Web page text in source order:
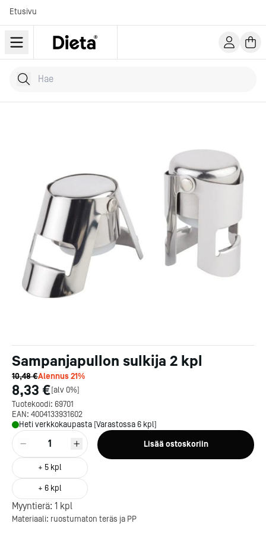
Etusivu
Hae tuotteita
Kirjoita hakusana...
Sampanjapullon sulkija 2 kpl
10,48 €Alennus21%
8,33 €[alv 0%]
Tuotekoodi: 69701
EAN: 4004133931602
Heti verkkokaupasta [Varastossa 6 kpl]
1
+ 5 kpl
+ 6 kpl
Lisää ostoskoriin
Myyntierä: 1 kpl
Materiaali: ruostumaton teräs ja PP
Kotipizza on vuonna 1987
perustettu yritys, jolla on yli
300 ravintolaa eri puolella
Suomea. Dieta on tehnyt